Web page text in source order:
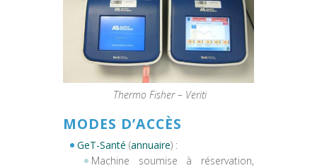
Thermo Fisher – Veriti
MODES D’ACCÈS
GeT-Santé (annuaire) :
Machine soumise à réservation,